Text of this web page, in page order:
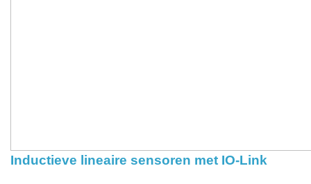
Inductieve lineaire sensoren met IO-Link